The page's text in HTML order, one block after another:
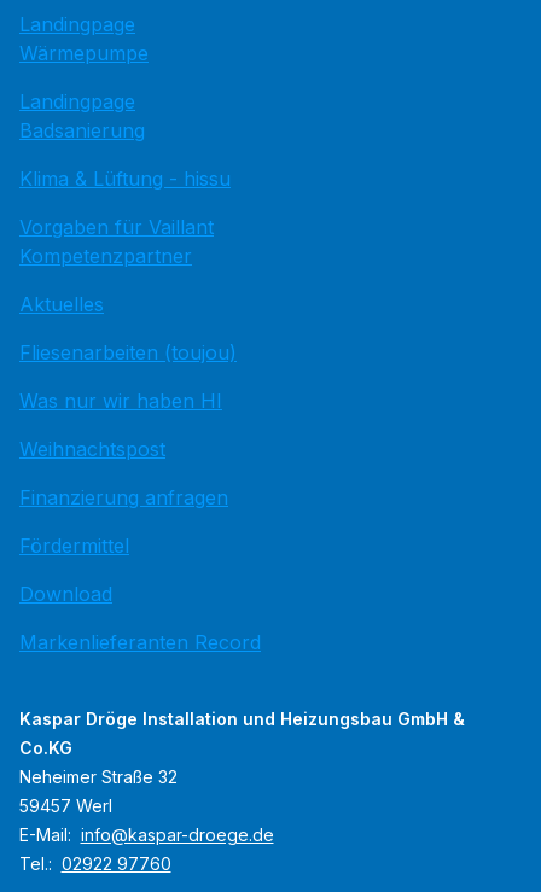
Landingpage
Wärmepumpe
Landingpage
Badsanierung
Klima & Lüftung - hissu
Vorgaben für Vaillant
Kompetenzpartner
Aktuelles
Fliesenarbeiten (toujou)
Was nur wir haben HI
Weihnachtspost
Finanzierung anfragen
Fördermittel
Download
Markenlieferanten Record
Kaspar Dröge Installation und Heizungsbau GmbH &
Co.KG
Neheimer Straße 32
59457 Werl
E-Mail: info@kaspar-droege.de
Tel.: 02922 97760